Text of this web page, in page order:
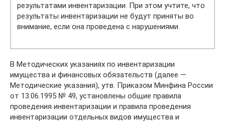
результатами инвентаризации. При этом учтите, что
результаты инвентаризации не будут приняты во
внимание, если она проведена с нарушениями.
В Методических указаниях по инвентаризации
имущества и финансовых обязательств (далее —
Методические указания), утв. Приказом Минфина России
от 13.06.1995 № 49, установлены общие правила
проведения инвентаризации и правила проведения
инвентаризации отдельных видов имущества и